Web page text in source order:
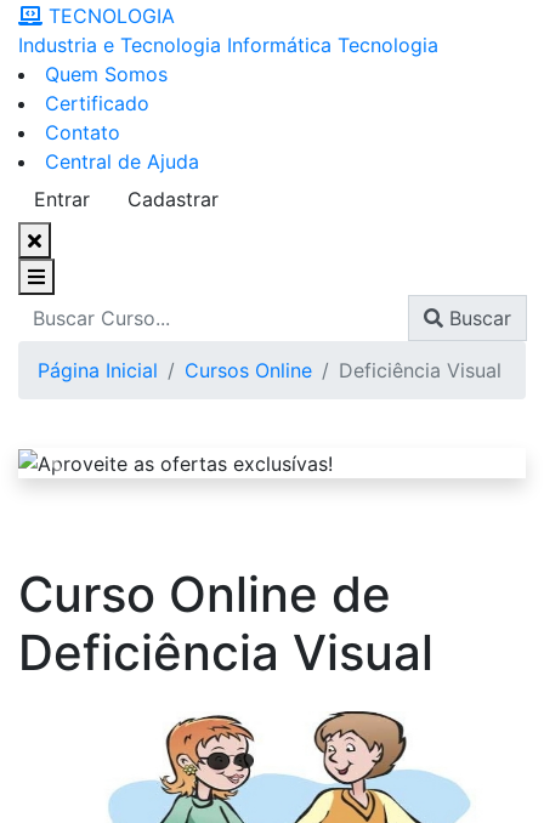
TECNOLOGIA
Industria e Tecnologia Informática Tecnologia
Quem Somos
Certificado
Contato
Central de Ajuda
Entrar
Cadastrar
Buscar
Página Inicial Cursos Online Deficiência Visual
Curso Online de
Deficiência Visual